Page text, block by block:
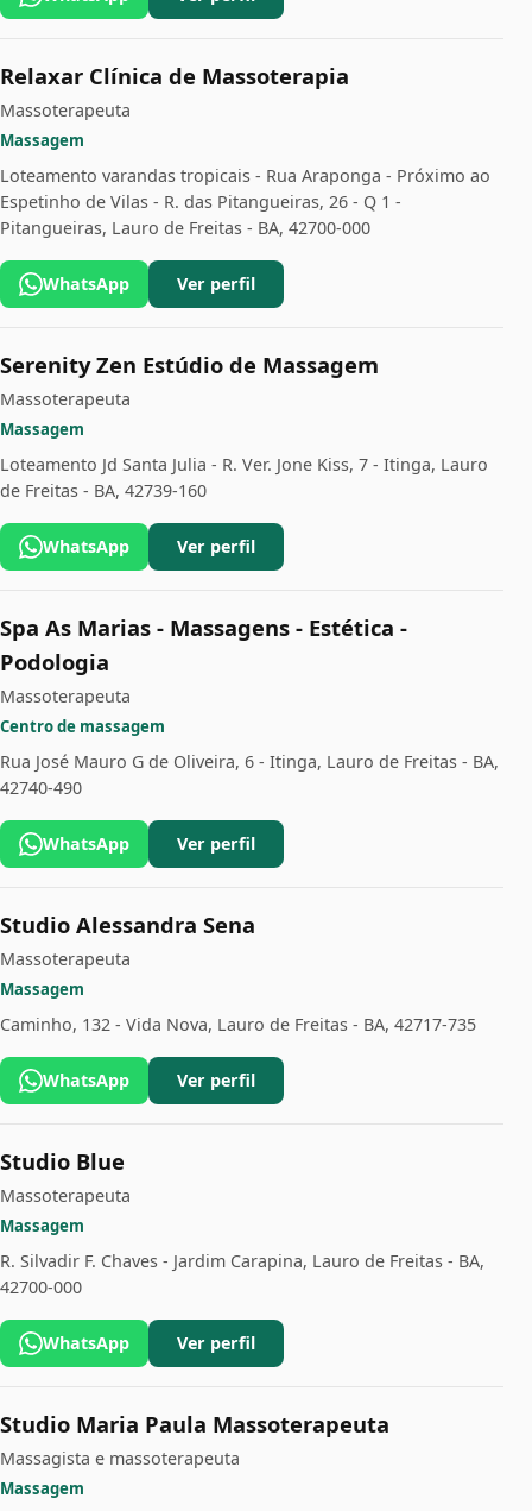
Relaxar Clínica de Massoterapia
Massoterapeuta
Massagem
Loteamento varandas tropicais - Rua Araponga - Próximo ao
Espetinho de Vilas - R. das Pitangueiras, 26 - Q 1 -
Pitangueiras, Lauro de Freitas - BA, 42700-000
WhatsApp Ver perfil
Serenity Zen Estúdio de Massagem
Massoterapeuta
Massagem
Loteamento Jd Santa Julia - R. Ver. Jone Kiss, 7 - Itinga, Lauro
de Freitas - BA, 42739-160
WhatsApp Ver perfil
Spa As Marias - Massagens - Estética -
Podologia
Massoterapeuta
Centro de massagem
Rua José Mauro G de Oliveira, 6 - Itinga, Lauro de Freitas - BA,
42740-490
WhatsApp Ver perfil
Studio Alessandra Sena
Massoterapeuta
Massagem
Caminho, 132 - Vida Nova, Lauro de Freitas - BA, 42717-735
WhatsApp Ver perfil
Studio Blue
Massoterapeuta
Massagem
R. Silvadir F. Chaves - Jardim Carapina, Lauro de Freitas - BA,
42700-000
WhatsApp Ver perfil
Studio Maria Paula Massoterapeuta
Massagista e massoterapeuta
Massagem